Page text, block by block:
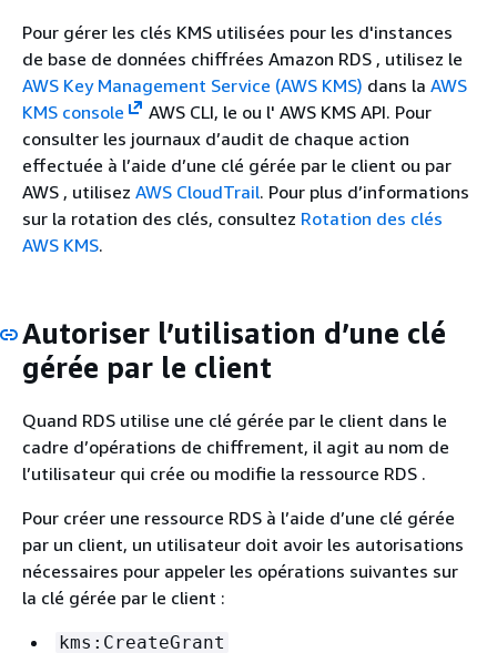
Pour gérer les clés KMS utilisées pour les d'instances
de base de données chiffrées Amazon RDS , utilisez le
AWS Key Management Service (AWS KMS) dans la AWS
KMS console
AWS CLI, le ou l' AWS KMS API. Pour
consulter les journaux d’audit de chaque action
effectuée à l’aide d’une clé gérée par le client ou par
AWS , utilisez AWS CloudTrail. Pour plus d’informations
sur la rotation des clés, consultez Rotation des clés
AWS KMS.
Autoriser l’utilisation d’une clé
gérée par le client
Quand RDS utilise une clé gérée par le client dans le
cadre d’opérations de chiffrement, il agit au nom de
l’utilisateur qui crée ou modifie la ressource RDS .
Pour créer une ressource RDS à l’aide d’une clé gérée
par un client, un utilisateur doit avoir les autorisations
nécessaires pour appeler les opérations suivantes sur
la clé gérée par le client :
kms:CreateGrant